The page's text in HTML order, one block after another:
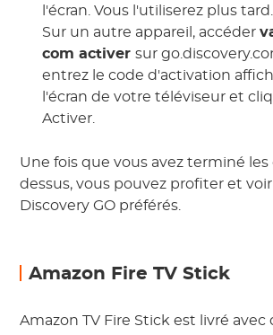
l'écran. Vous l'utiliserez plus tard.
Sur un autre appareil, accéder
com activersur
entrez le code d'activation
l'écran de votre téléviseur et
Activer.
Une fois que vous avez terminé les
dessus, vous pouvez profiter et
Discovery GO préférés.
Amazon Fire TV Stick
Amazon TV Fire Stick est livré avec